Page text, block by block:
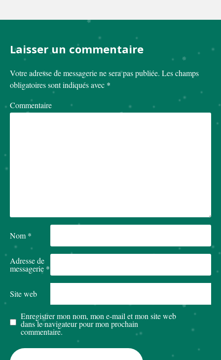
Laisser un commentaire
Votre adresse de messagerie ne sera pas publiée. Les champs
obligatoires sont indiqués avec *
Commentaire
Nom *
Adresse de
messagerie *
Site web
Enregistrer mon nom, mon e-mail et mon site web
dans le navigateur pour mon prochain
commentaire.